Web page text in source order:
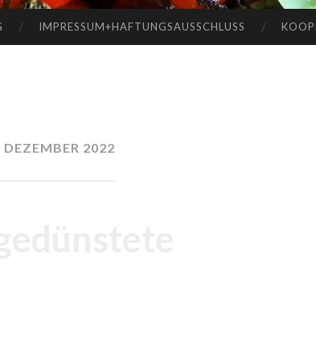
IMPRESSUM+HAFTUNGSAUSSCHLUSS
DEZEMBER 2022